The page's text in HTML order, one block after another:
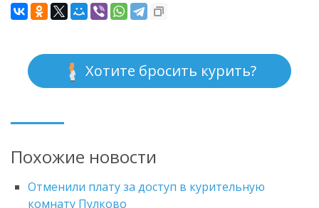
Хотите бросить курить?
Похожие новости
Отменили плату за доступ в курительную
комнату Пулково